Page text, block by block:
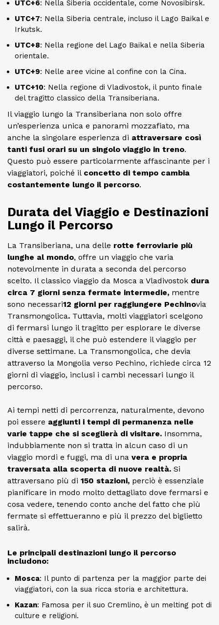
UTC+6: Nella Siberia occidentale, come Novosibirsk.
UTC+7: Nella Siberia centrale, incluso il Lago Baikal e
Irkutsk.
UTC+8: Nella regione del Lago Baikal e nella Siberia
orientale.
UTC+9: Nelle aree vicine al confine con la Cina.
UTC+10: Nella regione di Vladivostok, il punto finale
del tragitto classico della Transiberiana.
Il viaggio lungo la Transiberiana non solo offre
un’esperienza unica e panorami mozzafiato, ma
anche la singolare esperienza di attraversare così
tanti fusi orari su un singolo viaggio in treno.
Questo può essere particolarmente affascinante per i
viaggiatori, poiché il concetto di tempo cambia
costantemente lungo il percorso.
Durata del Viaggio e Destinazioni
Lungo il Percorso
La Transiberiana, una delle rotte ferroviarie più
lunghe al mondo, offre un viaggio che varia
notevolmente in durata a seconda del percorso
scelto. Il classico viaggio da Mosca a Vladivostok dura
circa 7 giorni senza fermate intermedie, mentre
sono necessari12 giorni per raggiungere Pechinovia
Transmongolica. Tuttavia, molti viaggiatori scelgono
di fermarsi lungo il tragitto per esplorare le diverse
città e paesaggi, il che può estendere il viaggio per
diverse settimane. La Transmongolica, che devia
attraverso la Mongolia verso Pechino, richiede circa 12
giorni di viaggio, inclusi i cambi necessari lungo il
percorso.
Ai tempi netti di percorrenza, naturalmente, devono
poi essere aggiunti i tempi di permanenza nelle
varie tappe che si sceglierà di visitare. Insomma,
indubbiamente non si tratta in alcun caso di un
viaggio mordi e fuggi, ma di una vera e propria
traversata alla scoperta di nuove realtà. Si
attraversano più di 150 stazioni, perciò è essenziale
pianificare in modo molto dettagliato dove fermarsi e
cosa vedere, tenendo conto anche del fatto che più
fermate si effettueranno e più il prezzo del biglietto
salirà.
Le principali destinazioni lungo il percorso
includono:
Mosca: Il punto di partenza per la maggior parte dei
viaggiatori, con la sua ricca storia e architettura.
Kazan: Famosa per il suo Cremlino, è un melting pot di
culture e religioni.